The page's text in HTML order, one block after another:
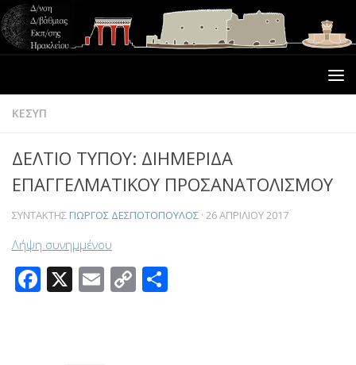
ΚΕΣΥΠ
ΔΕΛΤΙΟ ΤΥΠΟΥ: ΔΙΗΜΕΡΙΔΑ
ΕΠΑΓΓΕΛΜΑΤΙΚΟΥ ΠΡΟΣΑΝΑΤΟΛΙΣΜΟΥ
ΣΥΝΤΆΚΤΗΣ ΓΙΏΡΓΟΣ ΔΕΣΠΟΤΌΠΟΥΛΟΣ · 26 ΑΠΡΙΛΊΟΥ 2017
Λήψη συνημμένου
Facebook
X Email
Copy